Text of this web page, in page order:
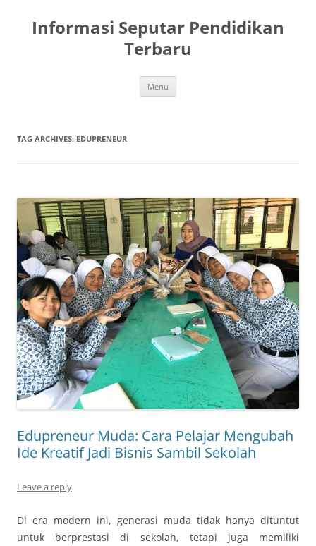
content
Informasi Seputar Pendidikan
Terbaru
Menu
TAG ARCHIVES: EDUPRENEUR
Edupreneur Muda: Cara Pelajar Mengubah
Ide Kreatif Jadi Bisnis Sambil Sekolah
Leave a reply
Di era modern ini, generasi muda tidak hanya dituntut
untuk berprestasi di sekolah, tetapi juga memiliki